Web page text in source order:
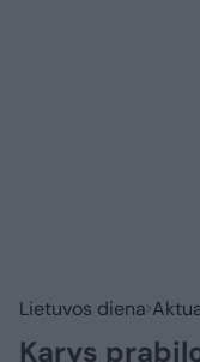
Lietuvos diena
Karys